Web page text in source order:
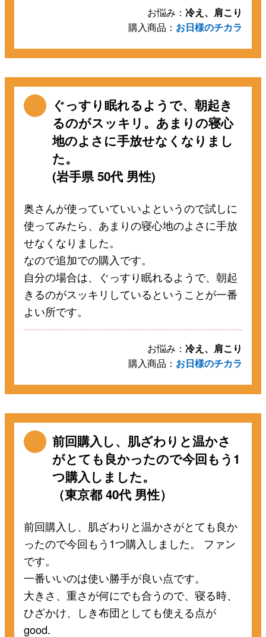
お悩み： 冷え、肩こり
購入商品： お日様のチカラ
ぐっすり眠れるようで、朝起き
るのがスッキリ。あまりの寝心
地のよさに手放せなくなりまし
た。
(岩手県 50代 男性)
奥さんが使っていていいよというので試しに
使ってみたら、あまりの寝心地のよさに手放
せなくなりました。
なので追加での購入です。
自分の場合は、ぐっすり眠れるようで、朝起
きるのがスッキリしているということが一番
よい所です。
お悩み： 冷え、肩こり
購入商品： お日様のチカラ
前回購入し、肌ざわりと温かさ
がとても良かったので今回もう1
つ購入しました。
（東京都 40代 男性）
前回購入し、肌ざわりと温かさがとても良か
ったので今回もう1つ購入しました。 ファン
です。
一番いいのは使い勝手が良い点です。
大きさ、重さが何にでも合うので、寝る時、
ひざかけ、しき布団としても使える点が
good.